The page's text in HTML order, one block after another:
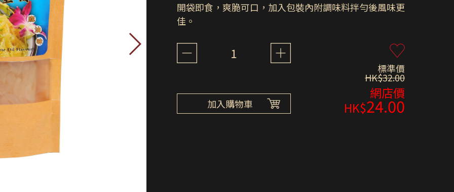
開袋即食，爽脆可口，加入包裝內附調味料拌勻後風味更
佳。
1
加入購物車
標準價
HK$32.00
網店價
HK$24.00